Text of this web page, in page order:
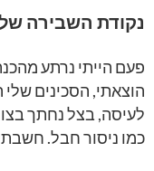
נקודת השבירה
פעם הייתי נרתע
הוצאתי, הסכינים
לעיסה, בצל נחתך
כמו ניסור חבל.